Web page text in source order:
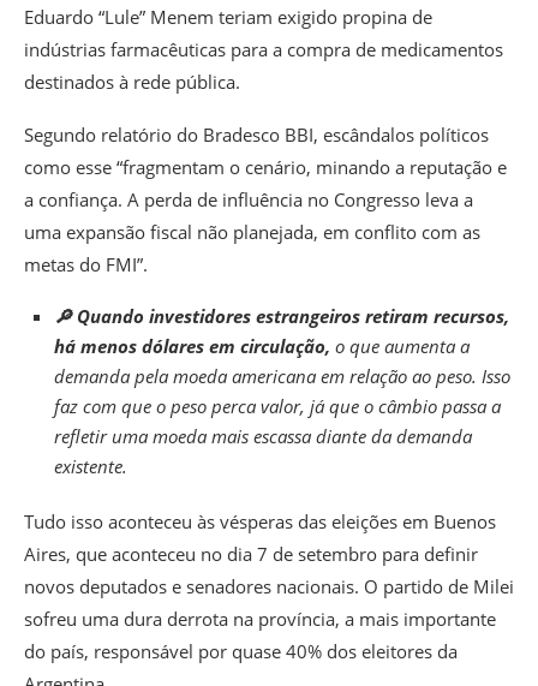
Eduardo “Lule” Menem teriam exigido propina de
indústrias farmacêuticas para a compra de medicamentos
destinados à rede pública.
Segundo relatório do Bradesco BBI, escândalos políticos
como esse “fragmentam o cenário, minando a reputação e
a confiança. A perda de influência no Congresso leva a
uma expansão fiscal não planejada, em conflito com as
metas do FMI”.
🔎 Quando investidores estrangeiros retiram recursos,
há menos dólares em circulação, o que aumenta a
demanda pela moeda americana em relação ao peso. Isso
faz com que o peso perca valor, já que o câmbio passa a
refletir uma moeda mais escassa diante da demanda
existente.
Tudo isso aconteceu às vésperas das eleições em Buenos
Aires, que aconteceu no dia 7 de setembro para definir
novos deputados e senadores nacionais. O partido de Milei
sofreu uma dura derrota na província, a mais importante
do país, responsável por quase 40% dos eleitores da